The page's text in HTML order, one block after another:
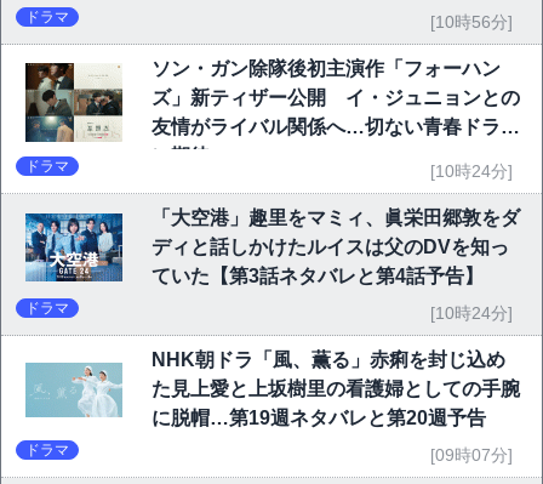
ドラマ [10時56分]
ソン・ガン除隊後初主演作「フォーハン
ズ」新ティザー公開 イ・ジュニョンとの
友情がライバル関係へ…切ない青春ドラマ
に期待
ドラマ [10時24分]
「大空港」趣里をマミィ、眞栄田郷敦をダ
ディと話しかけたルイスは父のDVを知っ
ていた【第3話ネタバレと第4話予告】
ドラマ [10時24分]
NHK朝ドラ「風、薫る」赤痢を封じ込め
た見上愛と上坂樹里の看護婦としての手腕
に脱帽…第19週ネタバレと第20週予告
ドラマ [09時07分]